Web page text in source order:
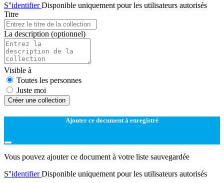
S''identifierDisponible uniquement pour les utilisateurs autorisés
Titre
La description (optionnel)
Visible à
Toutes les personnes
Juste moi
Créer une collection
Ajouter ce document à enregistré
Vous pouvez ajouter ce document à votre liste sauvegardée
S''identifierDisponible uniquement pour les utilisateurs autorisés